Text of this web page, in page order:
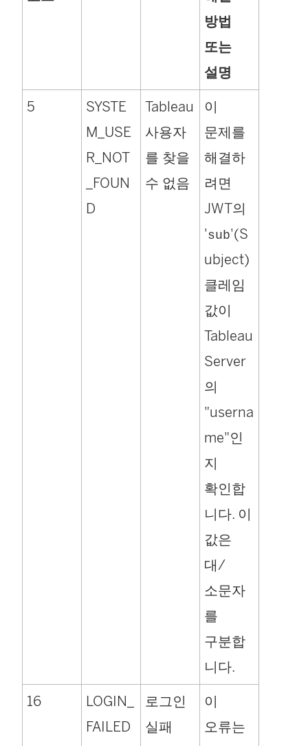
방법
또는
설명
5
SYSTE
M_USE
R_NOT
_FOUN
D
Tableau
사용자
를 찾을
수 없음
이
문제를
해결하
려면
JWT의
'sub'(S
ubject)
클레임
값이
Tableau
Server
의
"userna
me"인
지
확인합
니다. 이
값은
대/
소문자
를
구분합
니다.
16
LOGIN_
FAILED
로그인
실패
이
오류는